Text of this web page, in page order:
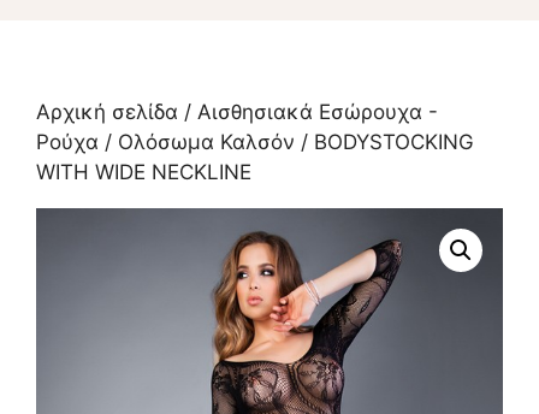
Αρχική σελίδα / Αισθησιακά Εσώρουχα -
Ρούχα / Ολόσωμα Καλσόν / BODYSTOCKING
WITH WIDE NECKLINE